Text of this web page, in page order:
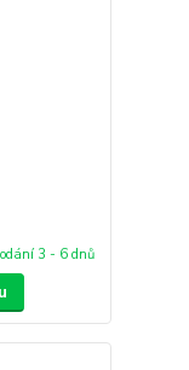
3 - 6 dnů